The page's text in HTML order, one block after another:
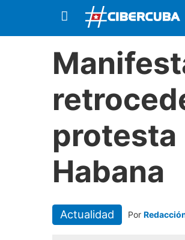
protesta
Habana
Actualidad Por